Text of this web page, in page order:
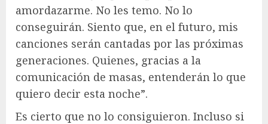
amordazarme. No les temo. No lo
conseguirán. Siento que, en el futuro, mis
canciones serán cantadas por las próximas
generaciones. Quienes, gracias a la
comunicación de masas, entenderán lo que
quiero decir esta noche”.
Es cierto que no lo consiguieron. Incluso si